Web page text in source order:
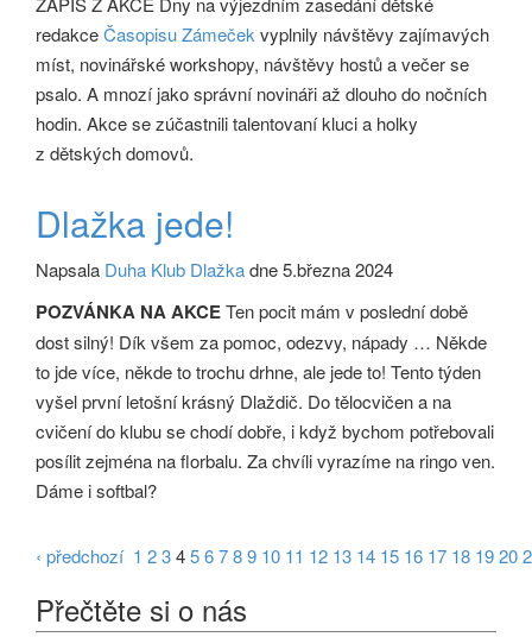
redakceČasopisu Zámeček vyplnily návštěvy zajímavých
míst, novinářské workshopy, návštěvy hostů a večer se
psalo. A mnozí jako správní novináři až dlouho do nočních
hodin. Akce se zúčastnili talentovaní kluci a holky
z dětských domovů.
Dlažka jede!
Napsala Duha Klub Dlažkadne 5.března 2024
POZVÁNKA NA AKCETen pocit mám v poslední době
dost silný! Dík všem za pomoc, odezvy, nápady … Někde
to jde více, někde to trochu drhne, ale jede to! Tento týden
vyšel první letošní krásný Dlaždič. Do tělocvičen a na
cvičení do klubu se chodí dobře, i když bychom potřebovali
posílit zejména na florbalu. Za chvíli vyrazíme na ringo ven.
Dáme i softbal?
‹ předchozí 1 23456789 10 11 12 13 14 15 16 17 18 1920
Přečtěte si o nás